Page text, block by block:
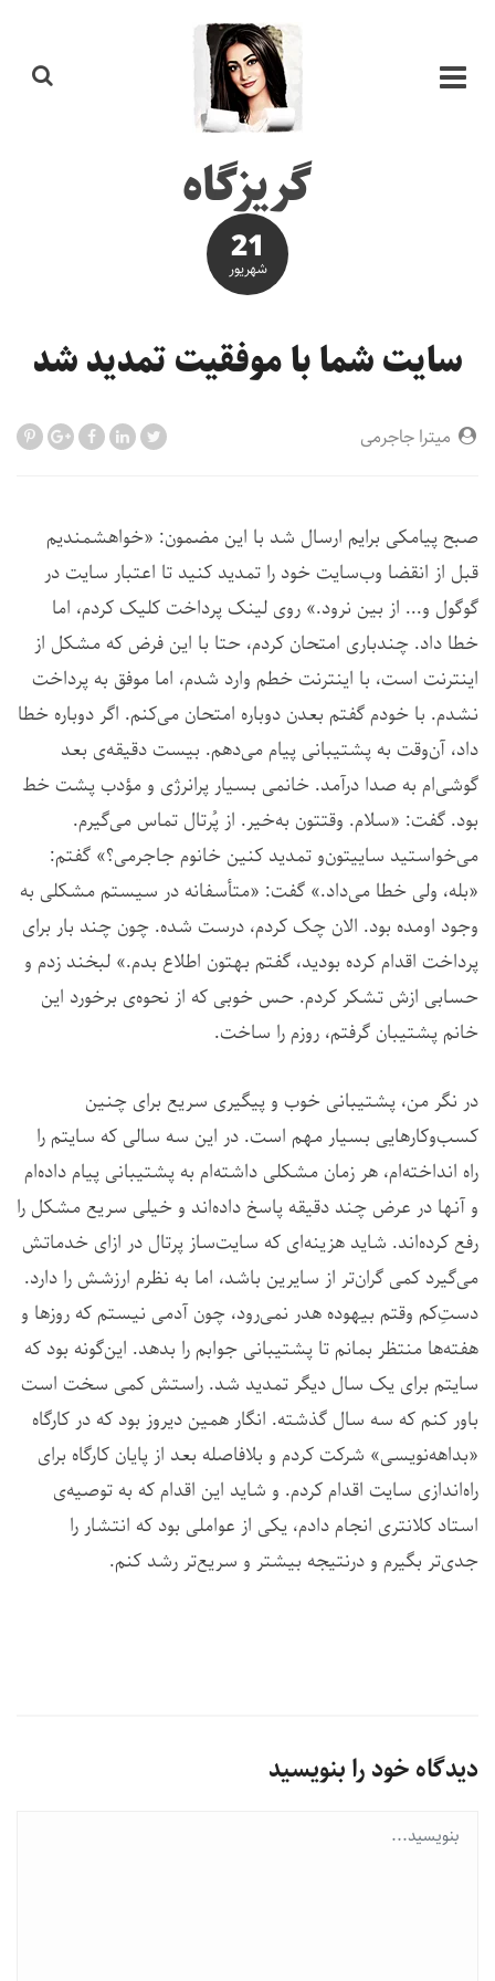
گریزگاه
21
شهریور
سایت شما با موفقیت تمدید شد
میترا جاجرمی
صبح پیامکی برایم ارسال شد با این مضمون: «خواهشمندیم
قبل از انقضا وب‌سایت خود را تمدید کنید تا اعتبار سایت در
گوگول و... از بین نرود.» روی لینک پرداخت کلیک کردم، اما
خطا داد. چندباری امتحان کردم، حتا با این فرض که مشکل از
اینترنت است، با اینترنت خطم وارد شدم، اما موفق به پرداخت
نشدم. با خودم گفتم بعدن دوباره امتحان می‌کنم. اگر دوباره خطا
داد، آن‌وقت به پشتیبانی پیام می‌دهم. بیست دقیقه‌ی بعد
گوشی‌ام به صدا درآمد. خانمی بسیار پرانرژی و مؤدب پشت خط
بود. گفت: «سلام. وقتتون به‌خیر. از پُرتال تماس می‌گیرم.
می‌خواستید ساییتون‌و تمدید کنین خانوم جاجرمی؟» گفتم:
«بله، ولی خطا می‌داد.» گفت: «متأسفانه در سیستم مشکلی به
وجود اومده بود. الان چک کردم، درست شده. چون چند بار برای
پرداخت اقدام کرده بودید، گفتم بهتون اطلاع بدم.» لبخند زدم و
حسابی ازش تشکر کردم. حس خوبی که از نحوه‌ی برخورد این
خانم پشتیبان گرفتم، روزم را ساخت.
در نگر من، پشتیبانی خوب و پیگیری سریع برای چنین
کسب‌وکارهایی بسیار مهم است. در این سه سالی که سایتم را
راه انداخته‌ام، هر زمان مشکلی داشته‌ام به پشتیبانی پیام داده‌ام
و آنها در عرض چند دقیقه پاسخ داده‌اند و خیلی سریع مشکل را
رفع کرده‌اند. شاید هزینه‌‌ای که سایت‌ساز پرتال در ازای خدماتش
می‌گیرد کمی گران‌تر از سایرین باشد، اما به نظرم ارزشش را دارد.
دستِ‌کم وقتم بیهوده هدر نمی‌رود، چون آدمی نیستم که روزها و
هفته‌ها منتظر بمانم تا پشتیبانی جوابم را بدهد. این‌گونه بود که
سایتم برای یک سال دیگر تمدید شد. راستش کمی سخت است
باور کنم که سه سال گذشته. انگار همین دیروز بود که در کارگاه
«بداهه‌نویسی» شرکت کردم و بلافاصله بعد از پایان کارگاه برای
راه‌اندازی سایت اقدام کردم. و شاید این اقدام که به توصیه‌ی
استاد کلانتری انجام دادم، یکی از عواملی بود که انتشار را
جدی‌تر بگیرم و درنتیجه بیشتر و سریع‌تر رشد کنم.
دیدگاه خود را بنویسید